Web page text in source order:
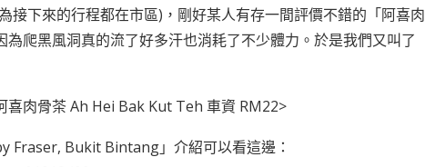
接下來的行程都在市區)，剛好某人有存一間評價不錯的「阿喜肉
爬黑風洞真的流了好多汗也消耗了不少體力。於是我們又叫了
肉骨茶 Ah Hei Bak Kut Teh 車資 RM22>
Fraser, Bukit Bintang」介紹可以看這邊：